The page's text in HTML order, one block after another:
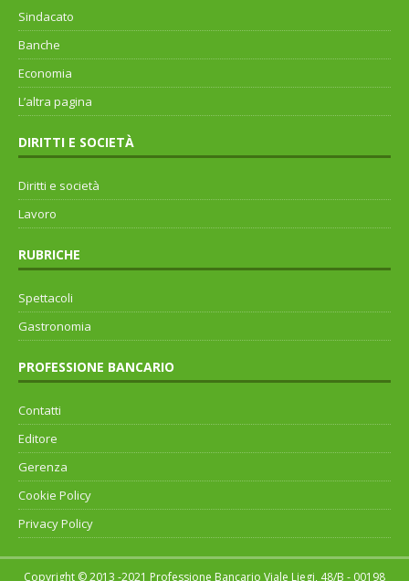
Sindacato
Banche
Economia
L’altra pagina
DIRITTI E SOCIETÀ
Diritti e società
Lavoro
RUBRICHE
Spettacoli
Gastronomia
PROFESSIONE BANCARIO
Contatti
Editore
Gerenza
Cookie Policy
Privacy Policy
Copyright © 2013 -2021 Professione Bancario Viale Liegi, 48/B - 00198